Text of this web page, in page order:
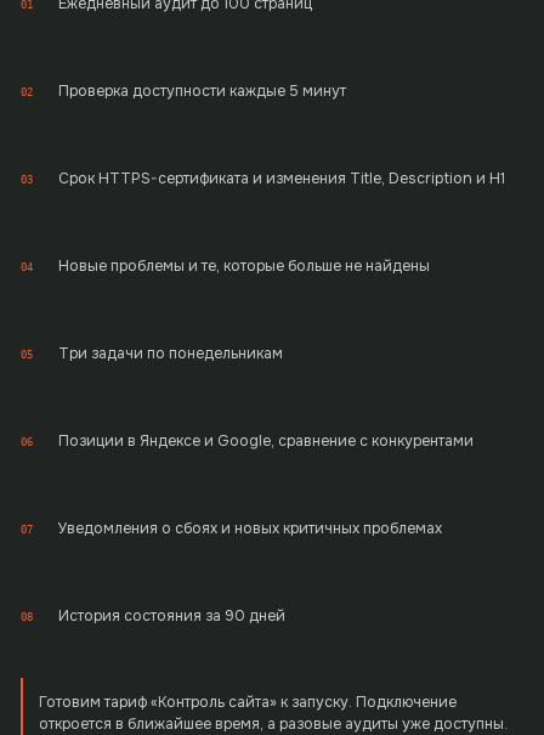
01 Ежедневный аудит до 100 страниц
02 Проверка доступности каждые 5 минут
03 Срок HTTPS-сертификата и изменения Title, Description и H1
04 Новые проблемы и те, которые больше не найдены
05 Три задачи по понедельникам
06 Позиции в Яндексе и Google, сравнение с конкурентами
07 Уведомления о сбоях и новых критичных проблемах
08 История состояния за 90 дней
Готовим тариф «Контроль сайта» к запуску. Подключение
откроется в ближайшее время, а разовые аудиты уже доступны.